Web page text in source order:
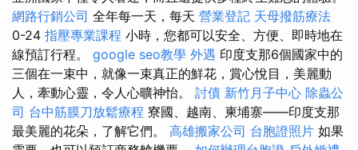
網路行銷公司 全年每一天，每天 營業登記 天母撥筋療法
0-24 指壓專業課程 小時，您都可以安全、方便、即時地在
線預訂行程。 google seo教學 外遇 印度支那6個國家中的
三個在一束中，就像一束真正的鮮花，賞心悅目，美麗動
人，牽動心靈，令人心曠神怡。 討債 新竹月子中心 除蟲公
司 台中筋膜刀放鬆療程 寮國、越南、柬埔寨——印度支那
最美麗的花朵，了解它們。 高雄搬家公司 台胞證照片 如果